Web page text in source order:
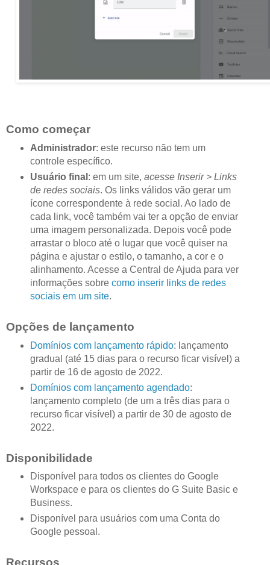
Como começar
Administrador: este recurso não tem um
controle específico.
Usuário final : em um site, acesse Inserir > Links
de redes sociais. Os links válidos vão gerar um
ícone correspondente à rede social. Ao lado de
cada link, você também vai ter a opção de enviar
uma imagem personalizada. Depois você pode
arrastar o bloco até o lugar que você quiser na
página e ajustar o estilo, o tamanho, a cor e o
alinhamento. Acesse a Central de Ajuda para ver
informações sobre como inserir links de redes
sociais em um site.
Opções de lançamento
Domínios com lançamento rápido: lançamento
gradual (até 15 dias para o recurso ficar visível) a
partir de 16 de agosto de 2022.
Domínios com lançamento agendado:
lançamento completo (de um a três dias para o
recurso ficar visível) a partir de 30 de agosto de
2022.
Disponibilidade
Disponível para todos os clientes do Google
Workspace e para os clientes do G Suite Basic e
Business.
Disponível para usuários com uma Conta do
Google pessoal.
Recursos